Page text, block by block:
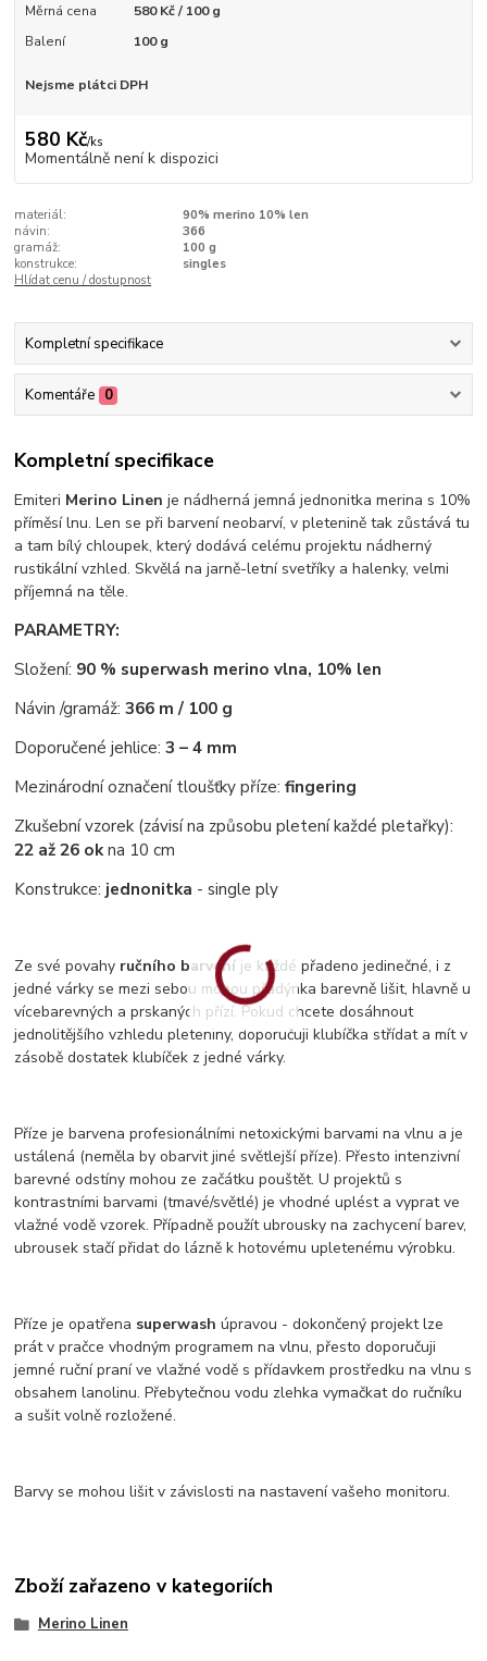
Měrná cena
580 Kč / 100 g
Balení
100 g
Nejsme plátci DPH
580 Kč/ks
Momentálně není k dispozici
materiál:
90% merino 10% len
návin:
366
gramáž:
100 g
konstrukce:
singles
Hlídat cenu / dostupnost
Kompletní specifikace
Komentáře 0
Kompletní specifikace
Emiteri Merino Linen je nádherná jemná jednonitka merina s 10%
příměsí lnu. Len se při barvení neobarví, v pletenině tak zůstává tu
a tam bílý chloupek, který dodává celému projektu nádherný
rustikální vzhled. Skvělá na jarně-letní svetříky a halenky, velmi
příjemná na těle.
PARAMETRY:
Složení: 90 % superwash merino vlna, 10% len
Návin /gramáž: 366 m / 100 g
Doporučené jehlice:3 – 4 mm
Mezinárodní označení tloušťky příze:fingering
Zkušební vzorek (závisí na způsobu pletení každé pletařky):
22 až 26 okna 10 cm
Konstrukce: jednonitka - single ply
Ze své povahy ručního barvení je každé přadeno jedinečné, i z
jedné várky se mezi sebou mohou přadýnka barevně lišit, hlavně u
vícebarevných a prskaných přízí. Pokud chcete dosáhnout
jednolitějšího vzhledu pleteniny, doporučuji klubíčka střídat a mít v
zásobě dostatek klubíček z jedné várky.
Příze je barvena profesionálními netoxickými barvami na vlnu a je
ustálená (neměla by obarvit jiné světlejší příze). Přesto intenzivní
barevné odstíny mohou ze začátku pouštět. U projektů s
kontrastními barvami (tmavé/světlé) je vhodné uplést a vyprat ve
vlažné vodě vzorek. Případně použít ubrousky na zachycení barev,
ubrousek stačí přidat do lázně k hotovému upletenému výrobku.
Příze je opatřena superwash úpravou - dokončený projekt lze
prát v pračce vhodným programem na vlnu, přesto doporučuji
jemné ruční praní ve vlažné vodě s přídavkem prostředku na vlnu s
obsahem lanolinu. Přebytečnou vodu zlehka vymačkat do ručníku
a sušit volně rozložené.
Barvy se mohou lišit v závislosti na nastavení vašeho monitoru.
Zboží zařazeno v kategoriích
Merino Linen